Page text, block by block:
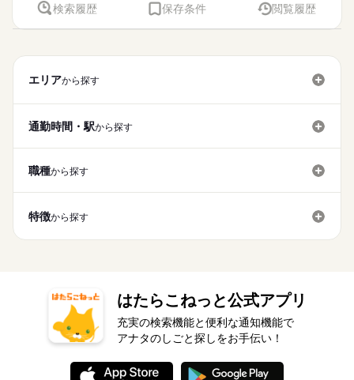
検索履歴 保存条件 閲覧履歴
エリアから探す
通勤時間・駅から探す
職種から探す
特徴から探す
はたらこねっと公式アプリ
充実の検索機能と便利な通知機能で
アナタのしごと探しをお手伝い！